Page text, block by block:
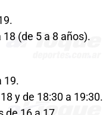
(de 5 a 8 años).
19.
y de 18:30 a 19:30.